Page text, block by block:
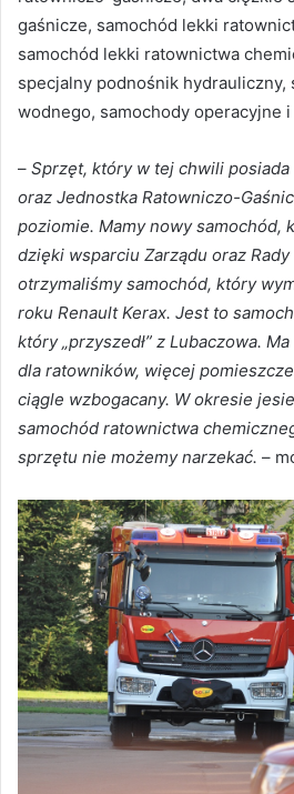
gaśnicze, samochód lekki
samochód lekki ratownictwa
specjalny podnośnik
wodnego, samochody operacyjne
– Sprzęt, który w tej chwili posiada
oraz Jednostka Ratowniczo-
poziomie. Mamy nowy samochód,
dzięki wsparciu Zarządu oraz
otrzymaliśmy samochód, który
roku Renault Kerax. Jest to
który „przyszedł” z Lubaczowa.
dla ratowników, więcej
ciągle wzbogacany. W okresie
samochód ratownictwa
sprzętu nie możemy narzekać. –